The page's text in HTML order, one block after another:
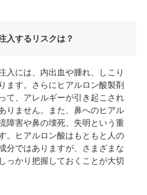
入するリスクは？
入には、内出血や腫れ、しこり
ます。さらにヒアルロン酸製剤
て、アレルギーが引き起こされ
りません。また、鼻へのヒアル
障害や鼻の壊死、失明という重
。ヒアルロン酸はもともと人の
分ではありますが、さまざまな
っかり把握しておくことが大切